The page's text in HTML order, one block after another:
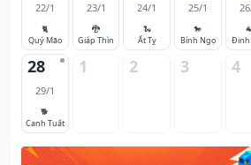
22/1
🐈
Quý Mão
23/1
🐉
Giáp Thìn
24/1
🐍
Ất Tỵ
25/1
🐎
Bính Ngọ
🐐
Đinh
28
29/1
🐕
Canh Tuất
1 2 3 4